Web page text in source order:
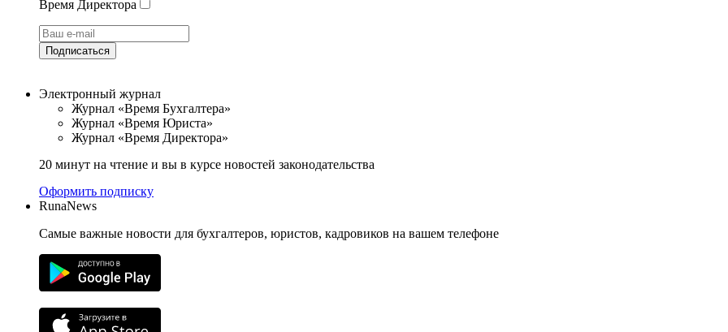
Время Директора
Подписаться
Электронный журнал
Журнал «Время Бухгалтера»
Журнал «Время Юриста»
Журнал «Время Директора»
20 минут на чтение и вы в курсе новостей законодательства
Оформить подписку
RunaNews
Самые важные новости для бухгалтеров, юристов, кадровиков на вашем телефоне